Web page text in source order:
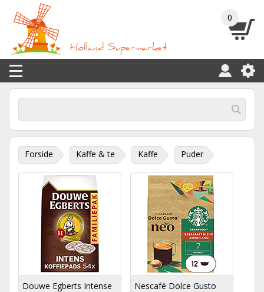
0
Forside Kaffe & te Kaffe Puder
Douwe Egberts Intense
Nescafé Dolce Gusto